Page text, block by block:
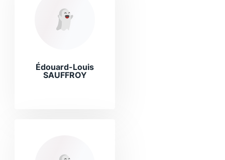
Édouard-Louis
SAUFFROY